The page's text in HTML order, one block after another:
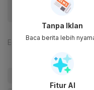
Editor: Safrezi
#Daftar Gunung Api
Tanpa Iklan
Baca berita lebih
Fitur AI